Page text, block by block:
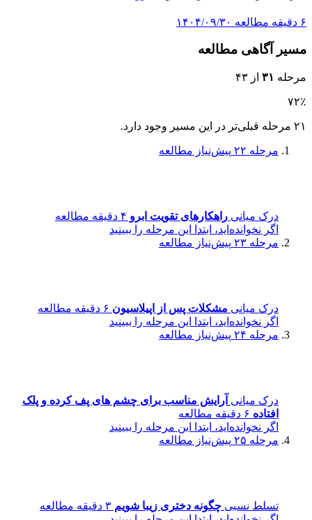
۶ دقیقه مطالعه ۱۴۰۴/۰۹/۳۰
مسیر آگاهی مطالعه
مرحله ۳۱ از ۴۳
۷۲٪
۲۱ مرحله قبلی‌تر در این مسیر وجود دارد.
مرحله ۲۲ پیش‌نیاز مطالعه
درک میانی راهکارهای تقویت ابرو ۴ دقیقه مطالعه
اگر نخوانده‌اید، ابتدا این مرحله را ببینید
مرحله ۲۳
پیش‌نیاز مطالعه
درک میانی مشکلات پس از اپیلاسیون ۶ دقیقه مطالعه
اگر نخوانده‌اید، ابتدا این مرحله را ببینید
مرحله ۲۴
پیش‌نیاز مطالعه
درک میانی آرایش مناسب برای چشم های پف کرده و پلک
افتاده ۶ دقیقه مطالعه
اگر نخوانده‌اید، ابتدا این مرحله را ببینید
مرحله ۲۵
پیش‌نیاز مطالعه
تسلط نسبی چگونه دختری زیبا شویم ۳ دقیقه مطالعه